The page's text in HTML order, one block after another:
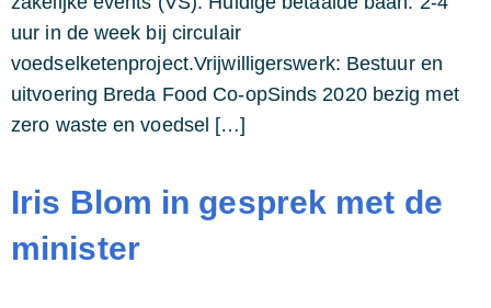
uur in de week bij circulair
voedselketenproject.Vrijwilligerswerk: Bestuur en
uitvoering Breda Food Co-opSinds 2020 bezig met
zero waste en voedsel […]
Iris Blom in gesprek met de
minister